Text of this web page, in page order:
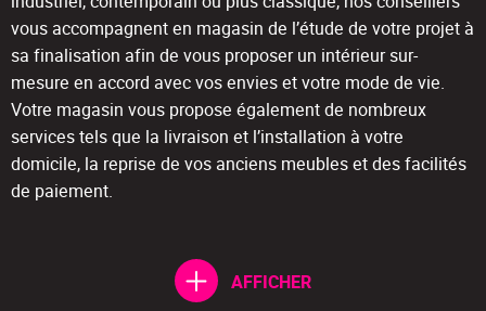
vous accompagnent en magasin de l’étude de votre projet à
sa finalisation afin de vous proposer un intérieur sur-
mesure en accord avec vos envies et votre mode de vie.
Votre magasin vous propose également de nombreux
services tels que la livraison et l’installation à votre
domicile, la reprise de vos anciens meubles et des facilités
de paiement.
AFFICHER